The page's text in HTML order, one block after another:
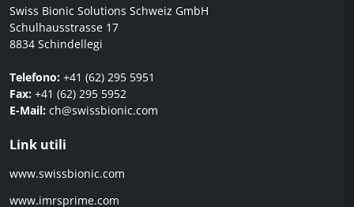
Swiss Bionic Solutions Schweiz GmbH
Schulhausstrasse 17
8834 Schindellegi
Telefono: +41 (62) 295 5951
Fax: +41 (62) 295 5952
E-Mail: ch@swissbionic.com
Link utili
www.swissbionic.com
www.imrsprime.com